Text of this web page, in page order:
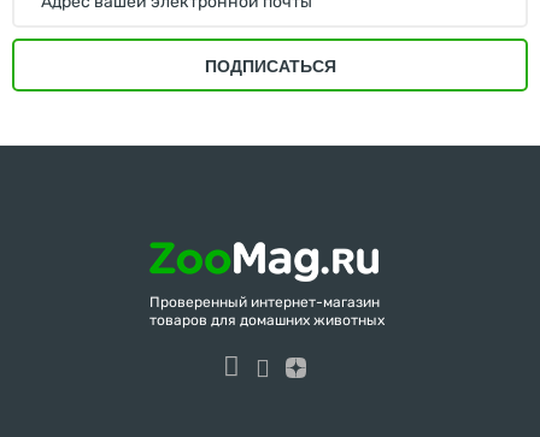
ПОДПИСАТЬСЯ
Проверенный интернет-магазин
товаров для домашних животных